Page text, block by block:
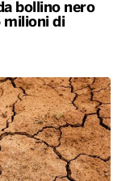
bollino nero
milioni di